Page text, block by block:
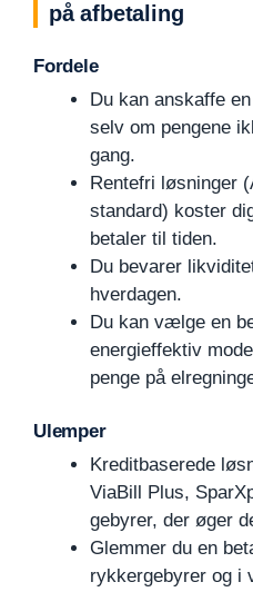
på afbetaling
Fordele
Du kan anskaffe
selv om pengene
gang.
Rentefri løsninger
standard) koster
betaler til tiden.
Du bevarer
hverdagen.
Du kan vælge en
energieffektiv
penge på
Ulemper
Kreditbaserede
ViaBill Plus,
gebyrer, der øger
Glemmer du en
rykkergebyrer og i